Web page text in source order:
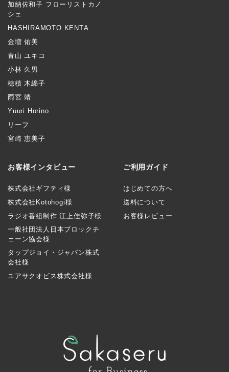
加納佐和子 フローリストカノ
シェ
HASHIRAMOTO KENTA
金増 佑美
青山 ユキコ
小林 久男
穂積 木綿子
雨宮 靖
Yuuri Horino
リーフ
宮崎 恵美子
お客様インタビュー
株式会社ギフティ様
株式会社Kotohogi様
ラジオ番組制作 江上佳弥子様
一般社団法人日本ブロックチ
ェーン協会様
タップジョイ・ジャパン株式
会社様
ユアサクオビス株式会社様
ご利用ガイド
はじめての方へ
送料について
お客様レビュー